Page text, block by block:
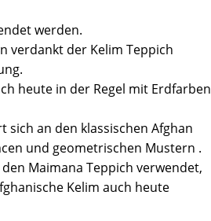
werden.
verdankt der Kelim Teppich
heute in der Regel mit Erdfarben
sich an den klassischen Afghan
und geometrischen Mustern .
Maimana Teppich verwendet,
Kelim auch heute